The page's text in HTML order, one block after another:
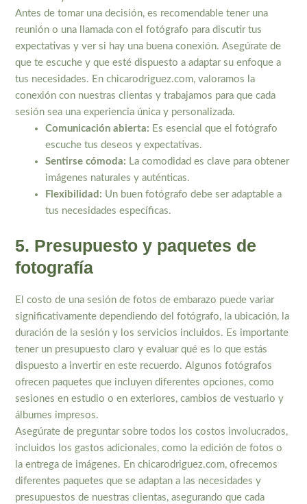
Antes de tomar una decisión, es recomendable tener una
reunión o una llamada con el fotógrafo para discutir tus
expectativas y ver si hay una buena conexión. Asegúrate de
que te escuche y que esté dispuesto a adaptar su enfoque a
tus necesidades. En chicarodriguez.com, valoramos la
conexión con nuestras clientas y trabajamos para que cada
sesión sea una experiencia única y personalizada.
Comunicación abierta: Es esencial que el fotógrafo
escuche tus deseos y expectativas.
Sentirse cómoda: La comodidad es clave para obtener
imágenes naturales y auténticas.
Flexibilidad: Un buen fotógrafo debe ser adaptable a
tus necesidades específicas.
5. Presupuesto y paquetes de
fotografía
El costo de una sesión de fotos de embarazo puede variar
significativamente dependiendo del fotógrafo, la ubicación, la
duración de la sesión y los servicios incluidos. Es importante
tener un presupuesto claro y evaluar qué es lo que estás
dispuesto a invertir en este recuerdo. Algunos fotógrafos
ofrecen paquetes que incluyen diferentes opciones, como
sesiones en estudio o en exteriores, cambios de vestuario y
álbumes impresos.
Asegúrate de preguntar sobre todos los costos involucrados,
incluidos los gastos adicionales, como la edición de fotos o
la entrega de imágenes. En chicarodriguez.com, ofrecemos
diferentes paquetes que se adaptan a las necesidades y
presupuestos de nuestras clientas, asegurando que cada